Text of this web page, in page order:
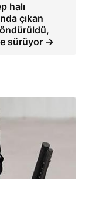
halı
çıkan
sürüyor →